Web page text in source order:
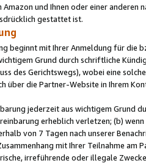
Amazon und Ihnen oder einer
gestattet ist.
beginnt mit Ihrer Anmeldung für die
Grund durch schriftliche
des Gerichtswegs), wobei eine
über die Partner-Website in Ihrem
jederzeit aus wichtigem Grund
erheblich verletzen; (b)
von 7 Tagen nach unserer
mit Ihrer Teilnahme am
irreführende oder illegale